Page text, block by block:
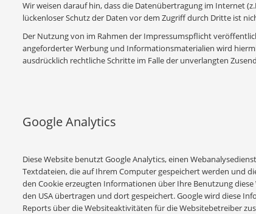
Wir weisen darauf hin, dass die Datenübertragung im Internet
lückenloser Schutz der Daten vor dem Zugriff durch Dritte ist
Der Nutzung von im Rahmen der Impressumspflicht
angeforderter Werbung und Informationsmaterialien wird
ausdrücklich rechtliche Schritte im Falle der unverlangten
Google Analytics
Diese Website benutzt Google Analytics, einen
Textdateien, die auf Ihrem Computer gespeichert werden und
den Cookie erzeugten Informationen über Ihre Benutzung
den USA übertragen und dort gespeichert. Google wird diese
Reports über die Websiteaktivitäten für die Websitebetreiber